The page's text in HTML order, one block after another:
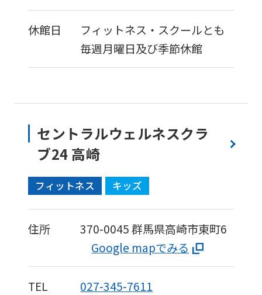
休館日
フィットネス・スクールとも
毎週月曜日及び季節休館
セントラルウェルネスクラ
ブ24 高崎
フィットネス キッズ
住所 370-0045群馬県高崎市東町6
Google mapでみる
TEL 027-345-7611